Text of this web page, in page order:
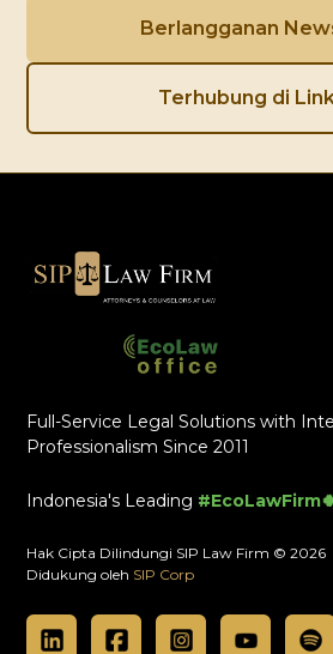
Berlangganan
Terhubung di
Full-Service Legal Solutions with
Professionalism Since 2011
Indonesia's Leading
Hak Cipta Dilindungi SIP Law Firm © 2026
Didukung oleh SIP Corp